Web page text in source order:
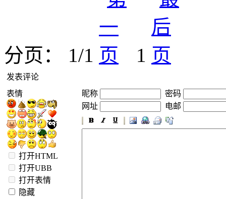
分页： 1/1 1
发表评论
表情
打开HTML
打开UBB
打开表情
隐藏
昵称
密码
网址
电邮